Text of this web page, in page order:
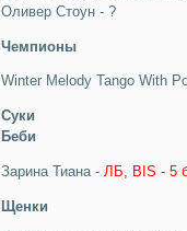
Оливер Стоун - ?
Чемпионы
Winter Melody Tango With
Суки
Беби
Зарина Тиана - ЛБ, BIS - 5
Щенки